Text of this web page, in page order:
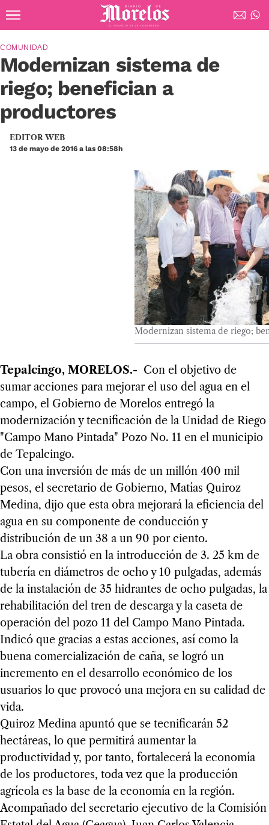
Diario de Morelos
Modernizan sistema de
riego; benefician a
productores
COMUNIDAD
EDITOR WEB
13 de mayo de 2016 a las 08:58h
Modernizan sistema de riego;
Tepalcingo, MORELOS.- Con el objetivo de
sumar acciones para mejorar el uso del agua en el
campo, el Gobierno de Morelos entregó la
modernización y tecnificación de la Unidad de Riego
"Campo Mano Pintada" Pozo No. 11 en el municipio
de Tepalcingo.
Con una inversión de más de un millón 400 mil
pesos, el secretario de Gobierno, Matías Quiroz
Medina, dijo que esta obra mejorará la eficiencia del
agua en su componente de conducción y
distribución de un 38 a un 90 por ciento.
La obra consistió en la introducción de 3. 25 km de
tubería en diámetros de ocho y 10 pulgadas, además
de la instalación de 35 hidrantes de ocho pulgadas, la
rehabilitación del tren de descarga y la caseta de
operación del pozo 11 del Campo Mano Pintada.
Indicó que gracias a estas acciones, así como la
buena comercialización de caña, se logró un
incremento en el desarrollo económico de los
usuarios lo que provocó una mejora en su calidad de
vida.
Quiroz Medina apuntó que se tecnificarán 52
hectáreas, lo que permitirá aumentar la
productividad y, por tanto, fortalecerá la economía
de los productores, toda vez que la producción
agrícola es la base de la economía en la región.
Acompañado del secretario ejecutivo de la Comisión